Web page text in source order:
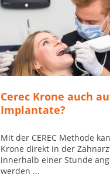
Cerec Krone auch
Implantate?
Mit der CEREC Methode
Krone direkt in der
innerhalb einer Stunde
werden ...